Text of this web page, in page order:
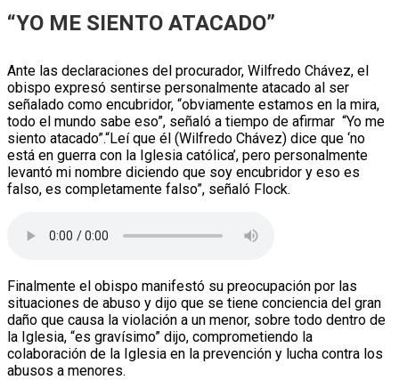
“YO ME SIENTO ATACADO”
Ante las declaraciones del procurador, Wilfredo Chávez, el
obispo expresó sentirse personalmente atacado al ser
señalado como encubridor, “obviamente estamos en la mira,
todo el mundo sabe eso”, señaló a tiempo de afirmar “Yo me
siento atacado”.“Leí que él (Wilfredo Chávez) dice que ‘no
está en guerra con la Iglesia católica’, pero personalmente
levantó mi nombre diciendo que soy encubridor y eso es
falso, es completamente falso”, señaló Flock.
Finalmente el obispo manifestó su preocupación por las
situaciones de abuso y dijo que se tiene conciencia del gran
daño que causa la violación a un menor, sobre todo dentro de
la Iglesia, “es gravísimo” dijo, comprometiendo la
colaboración de la Iglesia en la prevención y lucha contra los
abusos a menores.